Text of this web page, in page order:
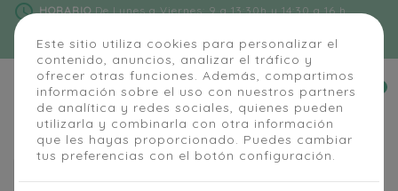
Este sitio utiliza cookies para personalizar el
contenido, anuncios, analizar el tráfico y
ofrecer otras funciones. Además, compartimos
información sobre el uso con nuestros partners
de analítica y redes sociales, quienes pueden
utilizarla y combinarla con otra información
que les hayas proporcionado. Puedes cambiar
tus preferencias con el botón configuración.
schedule HORARIODe Lunes a Viernes: 9 a 13:30h y 14:30 a 16 h
phone

